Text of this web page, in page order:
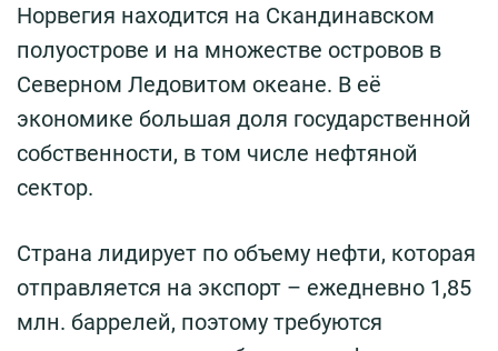
Норвегия находится на Скандинавском
полуострове и на множестве островов в
Северном Ледовитом океане. В её
экономике большая доля государственной
собственности, в том числе нефтяной
сектор.
Страна лидирует по объему нефти, которая
отправляется на экспорт – ежедневно 1,85
млн. баррелей, поэтому требуются